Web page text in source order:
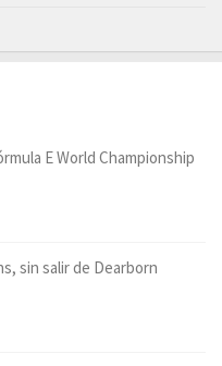
E World Championship
sin salir de Dearborn